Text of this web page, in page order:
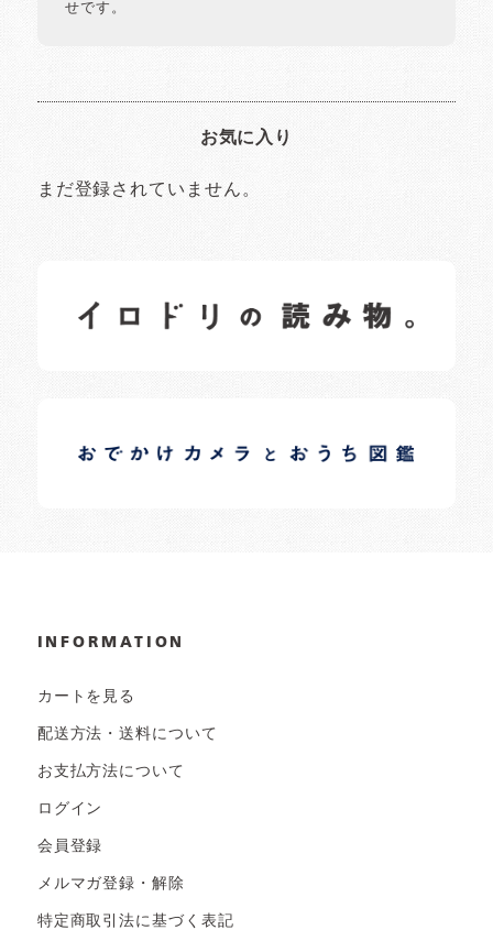
せです。
お気に入り
まだ登録されていません。
日常の様子など随時更新中です。
日常の様子など随時更新中です。
INFORMATION
カートを見る
配送方法・送料について
お支払方法について
ログイン
会員登録
メルマガ登録・解除
特定商取引法に基づく表記